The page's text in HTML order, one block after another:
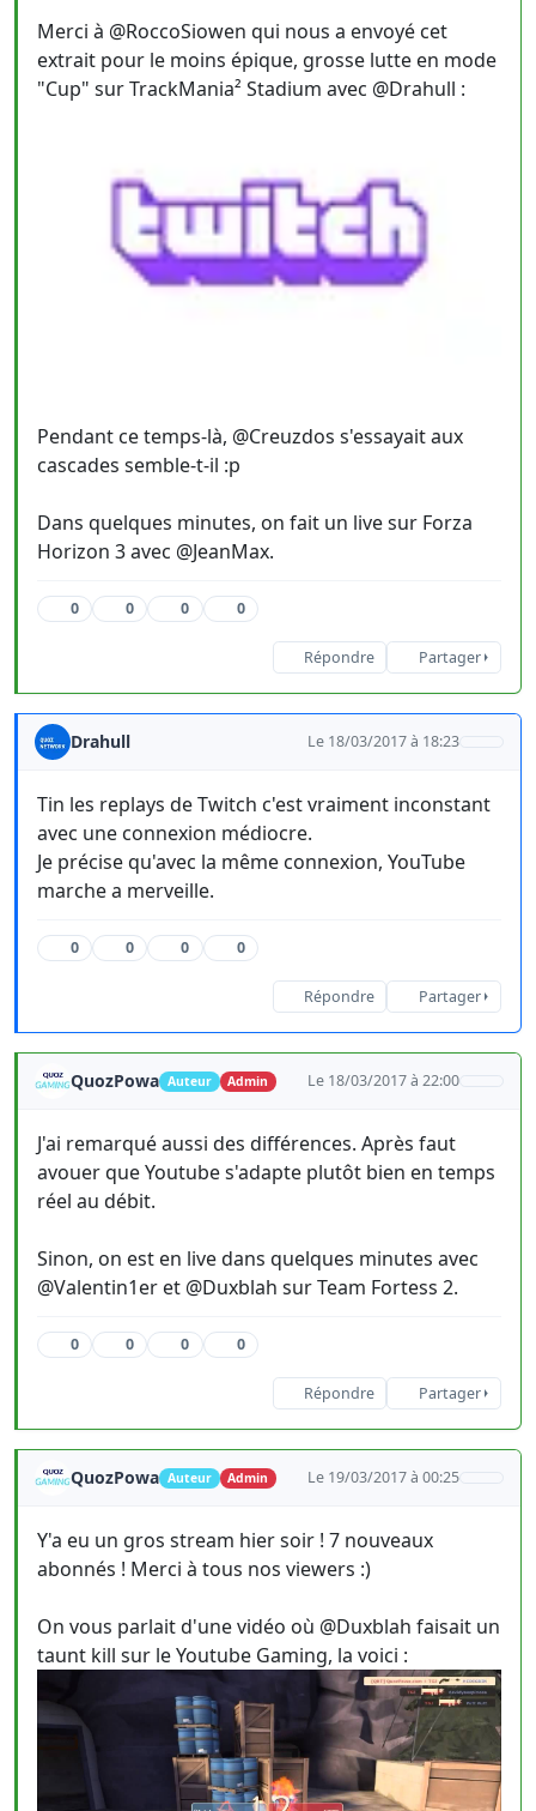
Merci à @RoccoSiowen qui nous a envoyé cet
extrait pour le moins épique, grosse lutte en mode
"Cup" sur TrackMania² Stadium avec @Drahull :
Pendant ce temps-là, @Creuzdos s'essayait aux
cascades semble-t-il :p
Dans quelques minutes, on fait un live sur Forza
Horizon 3 avec @JeanMax.
0 0 0 0
Répondre Partager
Drahull Le 18/03/2017 à 18:23
Tin les replays de Twitch c'est vraiment inconstant
avec une connexion médiocre.
Je précise qu'avec la même connexion, YouTube
marche a merveille.
0 0 0 0
Répondre Partager
QuozPowa Auteur Admin Le 18/03/2017 à 22:00
J'ai remarqué aussi des différences. Après faut
avouer que Youtube s'adapte plutôt bien en temps
réel au débit.
Sinon, on est en live dans quelques minutes avec
@Valentin1er et @Duxblah sur Team Fortess 2.
0 0 0 0
Répondre Partager
QuozPowa Auteur Admin Le 19/03/2017 à 00:25
Y'a eu un gros stream hier soir ! 7 nouveaux
abonnés ! Merci à tous nos viewers :)
On vous parlait d'une vidéo où @Duxblah faisait un
taunt kill sur le Youtube Gaming, la voici :